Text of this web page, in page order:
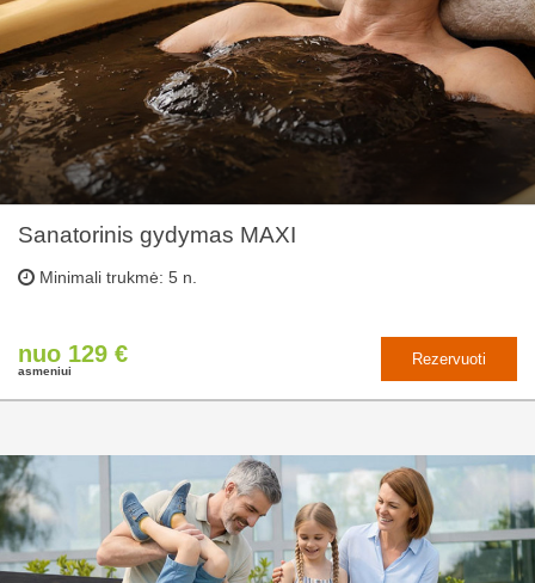
Sanatorinis gydymas MAXI
Minimali trukmė: 5 n.
nuo 129 €
asmeniui
Rezervuoti